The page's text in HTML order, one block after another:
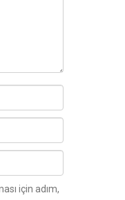
için adım,